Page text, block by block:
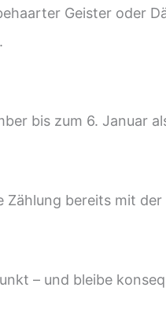
Geister oder
bis zum 6. Januar
Zählung bereits mit der
– und bleibe